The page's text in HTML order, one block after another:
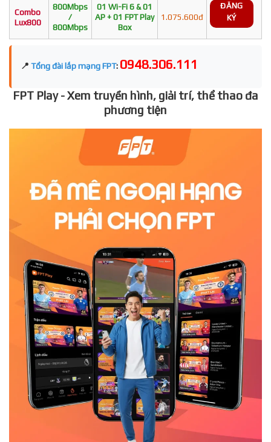
Combo
Lux800
800Mbps
/
800Mbps
01 Wi-Fi 6 & 01
AP + 01 FPT Play
Box
1.075.600đ
ĐĂNG
KÝ
📍 Tổng đài lắp mạng FPT: 0948.306.111
FPT Play - Xem truyền hình, giải trí, thể thao đa
phương tiện